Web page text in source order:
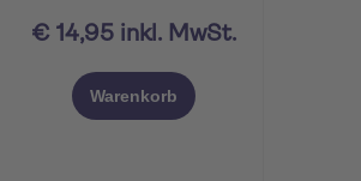
€ 14,95 inkl. MwSt.
Warenkorb